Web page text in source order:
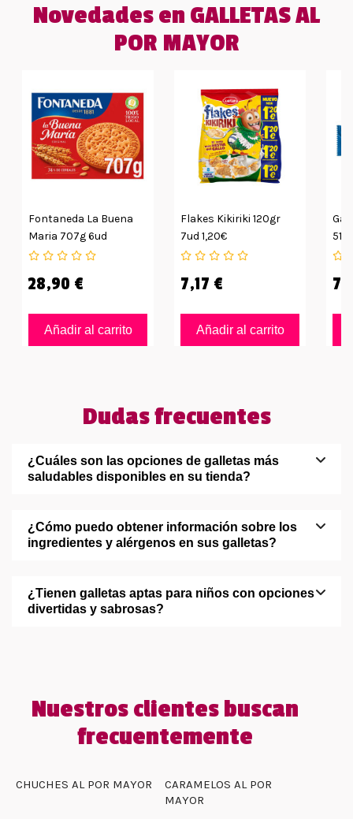
Novedades en GALLETAS AL
POR MAYOR
Fontaneda La Buena
Maria 707g 6ud
28,90 €
Añadir al carrito
Flakes Kikiriki 120gr
7ud 1,20€
7,17 €
Añadir al carrito
51gr
Dudas frecuentes
¿Cuáles son las opciones de galletas más
saludables disponibles en su tienda?
¿Cómo puedo obtener información sobre los
ingredientes y alérgenos en sus galletas?
¿Tienen galletas aptas para niños con opciones
divertidas y sabrosas?
Nuestros clientes buscan
frecuentemente
CHUCHES AL POR MAYOR
CARAMELOS AL POR
MAYOR